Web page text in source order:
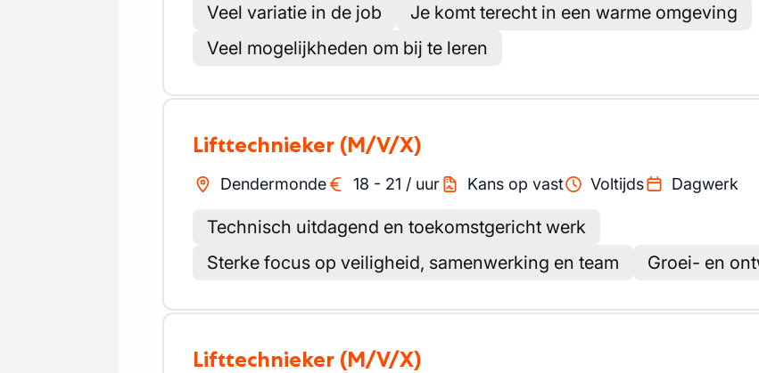
Veel variatie in de job
Je komt terecht in een warme omgeving
Veel mogelijkheden om bij te leren
Lifttechnieker (M/V/X)
Dendermonde 18 - 21 / uur Kans op vast Voltijds Dagwerk
Technisch uitdagend en toekomstgericht werk
Sterke focus op veiligheid, samenwerking en team
Groei- en
Lifttechnieker (M/V/X)